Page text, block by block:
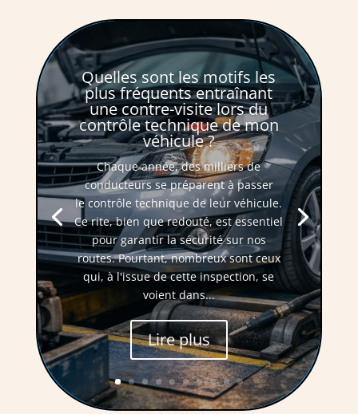
Quelles sont les motifs les
plus fréquents entraînant
une contre-visite lors du
contrôle technique de mon
véhicule ?
Chaque année, des milliers de
conducteurs se préparent à passer
le contrôle technique de leur véhicule.
Ce rite, bien que redouté, est essentiel
pour garantir la sécurité sur nos
routes. Pourtant, nombreux sont ceux
qui, à l'issue de cette inspection, se
voient dans...
Lire plus